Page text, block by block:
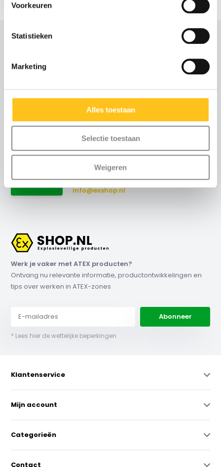
Voorkeuren
Statistieken
Marketing
Alles toestaan
Selectie toestaan
Weigeren
Neem contact met ons
8:30 uur tot 17:00 uur (telefonisch)
Weekend: via email
Contact
+31 (0)115-700502
info@exshop.nl
Werk je vaker met ATEX producten?
Ontvang nu relevante informatie, productontwikkelingen en
tips over werken in ATEX-zones
Abonneer
* Lees hier de wettelijke beperkingen
Klantenservice
Mijn account
Categorieën
Contact